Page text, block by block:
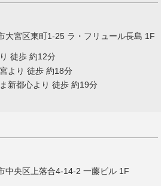
大宮区東町1-25 ラ・フリュール長島 1F
徒歩 約12分
より 徒歩 約18分
新都心より 徒歩 約19分
中央区上落合4-14-2 一藤ビル 1F